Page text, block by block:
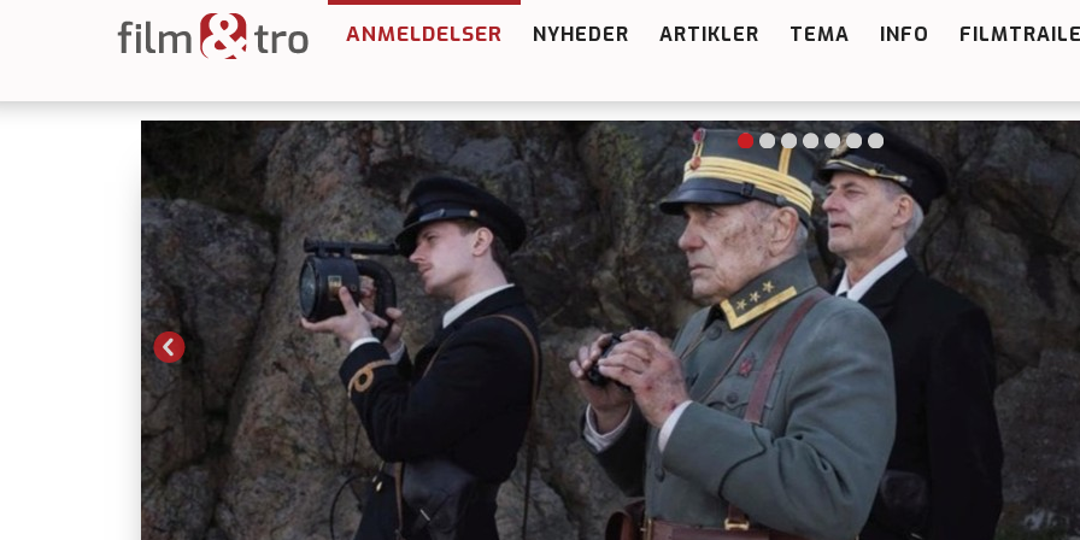
ANMELDELSER NYHEDER ARTIKLER TEMA INFO